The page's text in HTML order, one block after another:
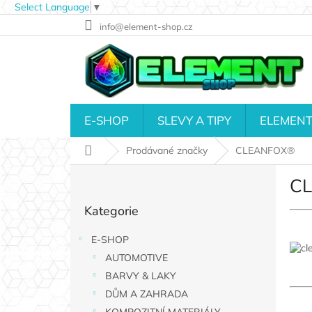
Select Language ▼
na
info@element-shop.cz
E-SHOP SLEVY A TIPY
Domů Prodávané značky CLEANFOX®
P
r
kategorie
Kategorie
E-SHOP
AUTOMOTIVE
BARVY & LAKY
DŮM A ZAHRADA